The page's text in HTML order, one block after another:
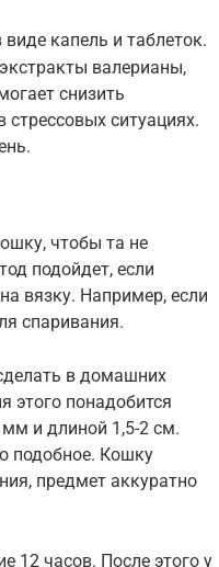
капель и таблеток.
валерианы,
снизить
ситуациях.
чтобы та не
подойдет, если
вязку. Например, если
спаривания.
в домашних
этого понадобится
и длиной 1,5-2 см.
подобное. Кошку
предмет аккуратно
12 часов. После этого у